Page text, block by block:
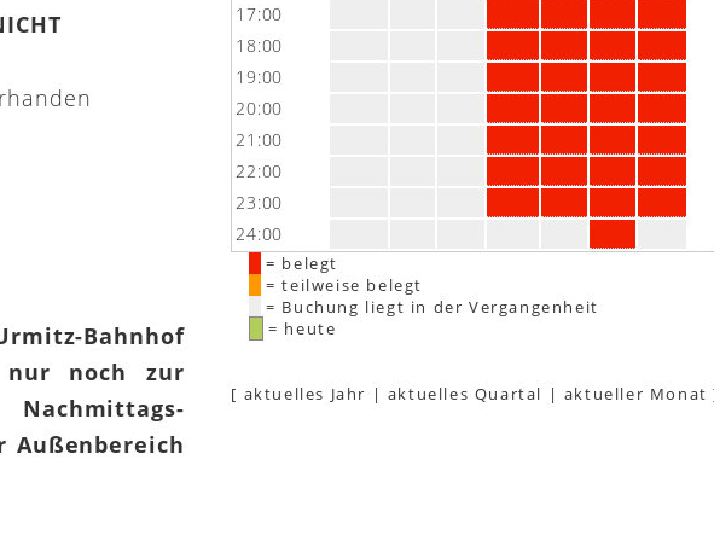
Bahnhof
nur noch zur
Außenbereich
17:00
18:00
19:00
20:00
21:00
22:00
23:00
24:00
= belegt
= teilweise belegt
= Buchung liegt in der Vergangenheit
= heute
[ aktuelles Jahr | aktuelles Quartal | aktueller Monat